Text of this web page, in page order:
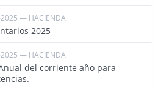
— HACIENDA
2025
— HACIENDA
del corriente año para